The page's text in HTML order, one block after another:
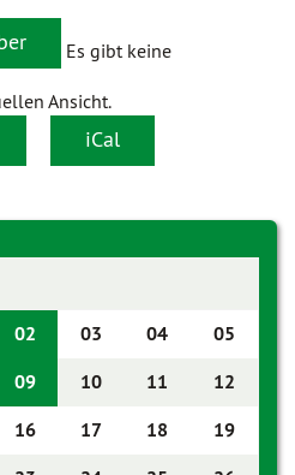
Es gibt keine
Ansicht.
iCal
02 03 04
05
09 10 11
12
16 17 18
19